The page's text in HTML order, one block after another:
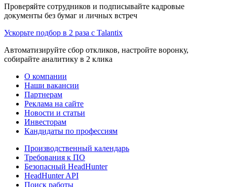
Проверяйте сотрудников и подписывайте кадровые
документы без бумаг и личных встреч
Ускорьте подбор в 2 раза с Talantix
Автоматизируйте сбор откликов, настройте воронку,
собирайте аналитику в 2 клика
О компании
Наши вакансии
Партнерам
Реклама на сайте
Новости и статьи
Инвесторам
Кандидаты по профессиям
Производственный календарь
Требования к ПО
Безопасный HeadHunter
HeadHunter API
Поиск работы